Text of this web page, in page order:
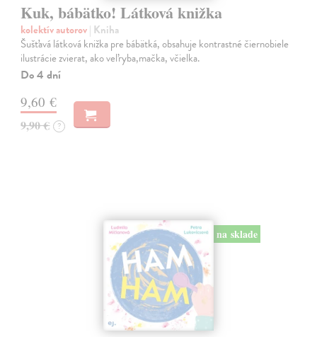
Kuk, bábätko! Látková knižka
kolektív autorov| Kniha
Šušťavá látková knižka pre bábätká, obsahuje kontrastné čiernobiele
ilustrácie zvierat, ako veľryba,mačka, včielka.
Do 4 dní
9,60 €
9,90 € ?
na sklade